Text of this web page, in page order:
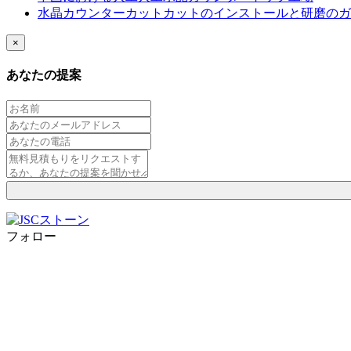
水晶カウンターカットカットのインストールと研磨の
×
あなたの提案
フォロー